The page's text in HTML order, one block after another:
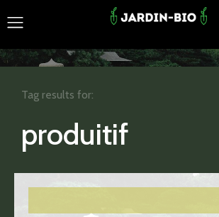
produitif
Tag results for: